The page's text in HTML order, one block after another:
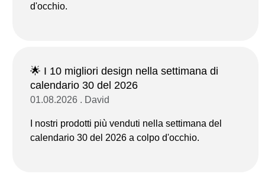
d'occhio.
🌟 I 10 migliori design nella settimana di
calendario 30 del 2026
01.08.2026 . David
I nostri prodotti più venduti nella settimana del
calendario 30 del 2026 a colpo d'occhio.